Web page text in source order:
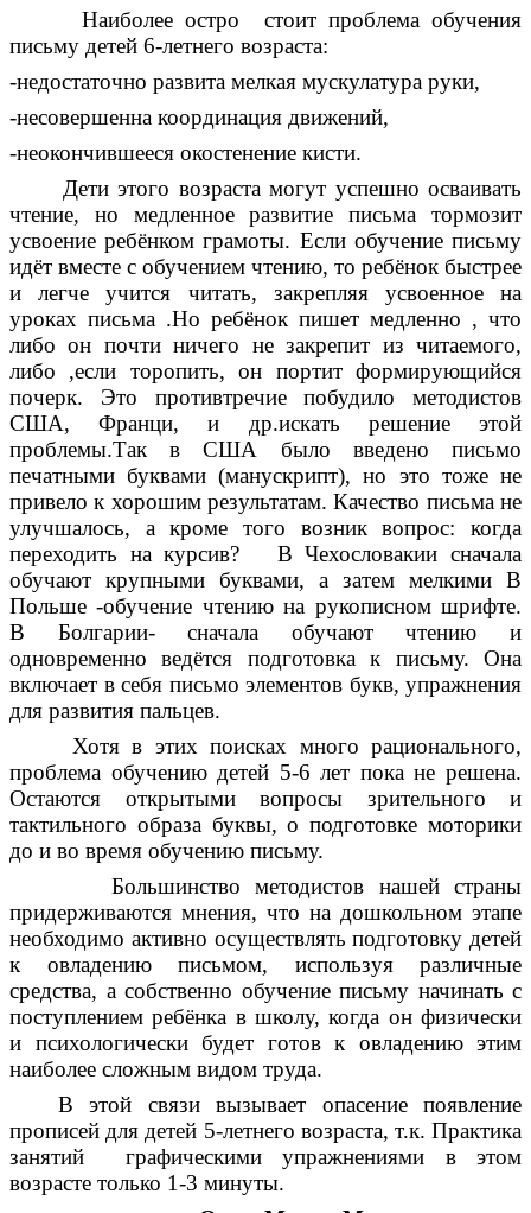
Наиболее остро стоит проблема обучения
письму детей 6-летнего возраста:
-недостаточно развита мелкая мускулатура руки,
-несовершенна координация движений,
-неокончившееся окостенение кисти.
Дети этого возраста могут успешно осваивать
чтение, но медленное развитие письма тормозит
усвоение ребёнком грамоты. Если обучение письму
идёт вместе с обучением чтению, то ребёнок быстрее
и легче учится читать, закрепляя усвоенное на
уроках письма .Но ребёнок пишет медленно , что
либо он почти ничего не закрепит из читаемого,
либо ,если торопить, он портит формирующийся
почерк. Это противтречие побудило методистов
США, Франци, и др.искать решение этой
проблемы.Так в США было введено письмо
печатными буквами (манускрипт), но это тоже не
привело к хорошим результатам. Качество письма не
улучшалось, а кроме того возник вопрос: когда
переходить на курсив? В Чехословакии сначала
обучают крупными буквами, а затем мелкими В
Польше -обучение чтению на рукописном шрифте.
В Болгарии- сначала обучают чтению и
одновременно ведётся подготовка к письму. Она
включает в себя письмо элементов букв, упражнения
для развития пальцев.
Хотя в этих поисках много рационального,
проблема обучению детей 5-6 лет пока не решена.
Остаются открытыми вопросы зрительного и
тактильного образа буквы, о подготовке моторики
до и во время обучению письму.
Большинство методистов нашей страны
придерживаются мнения, что на дошкольном этапе
необходимо активно осуществлять подготовку детей
к овладению письмом, используя различные
средства, а собственно обучение письму начинать с
поступлением ребёнка в школу, когда он физически
и психологически будет готов к овладению этим
наиболее сложным видом труда.
В этой связи вызывает опасение появление
прописей для детей 5-летнего возраста, т.к. Практика
занятий графическими упражнениями в этом
возрасте только 1-3 минуты.